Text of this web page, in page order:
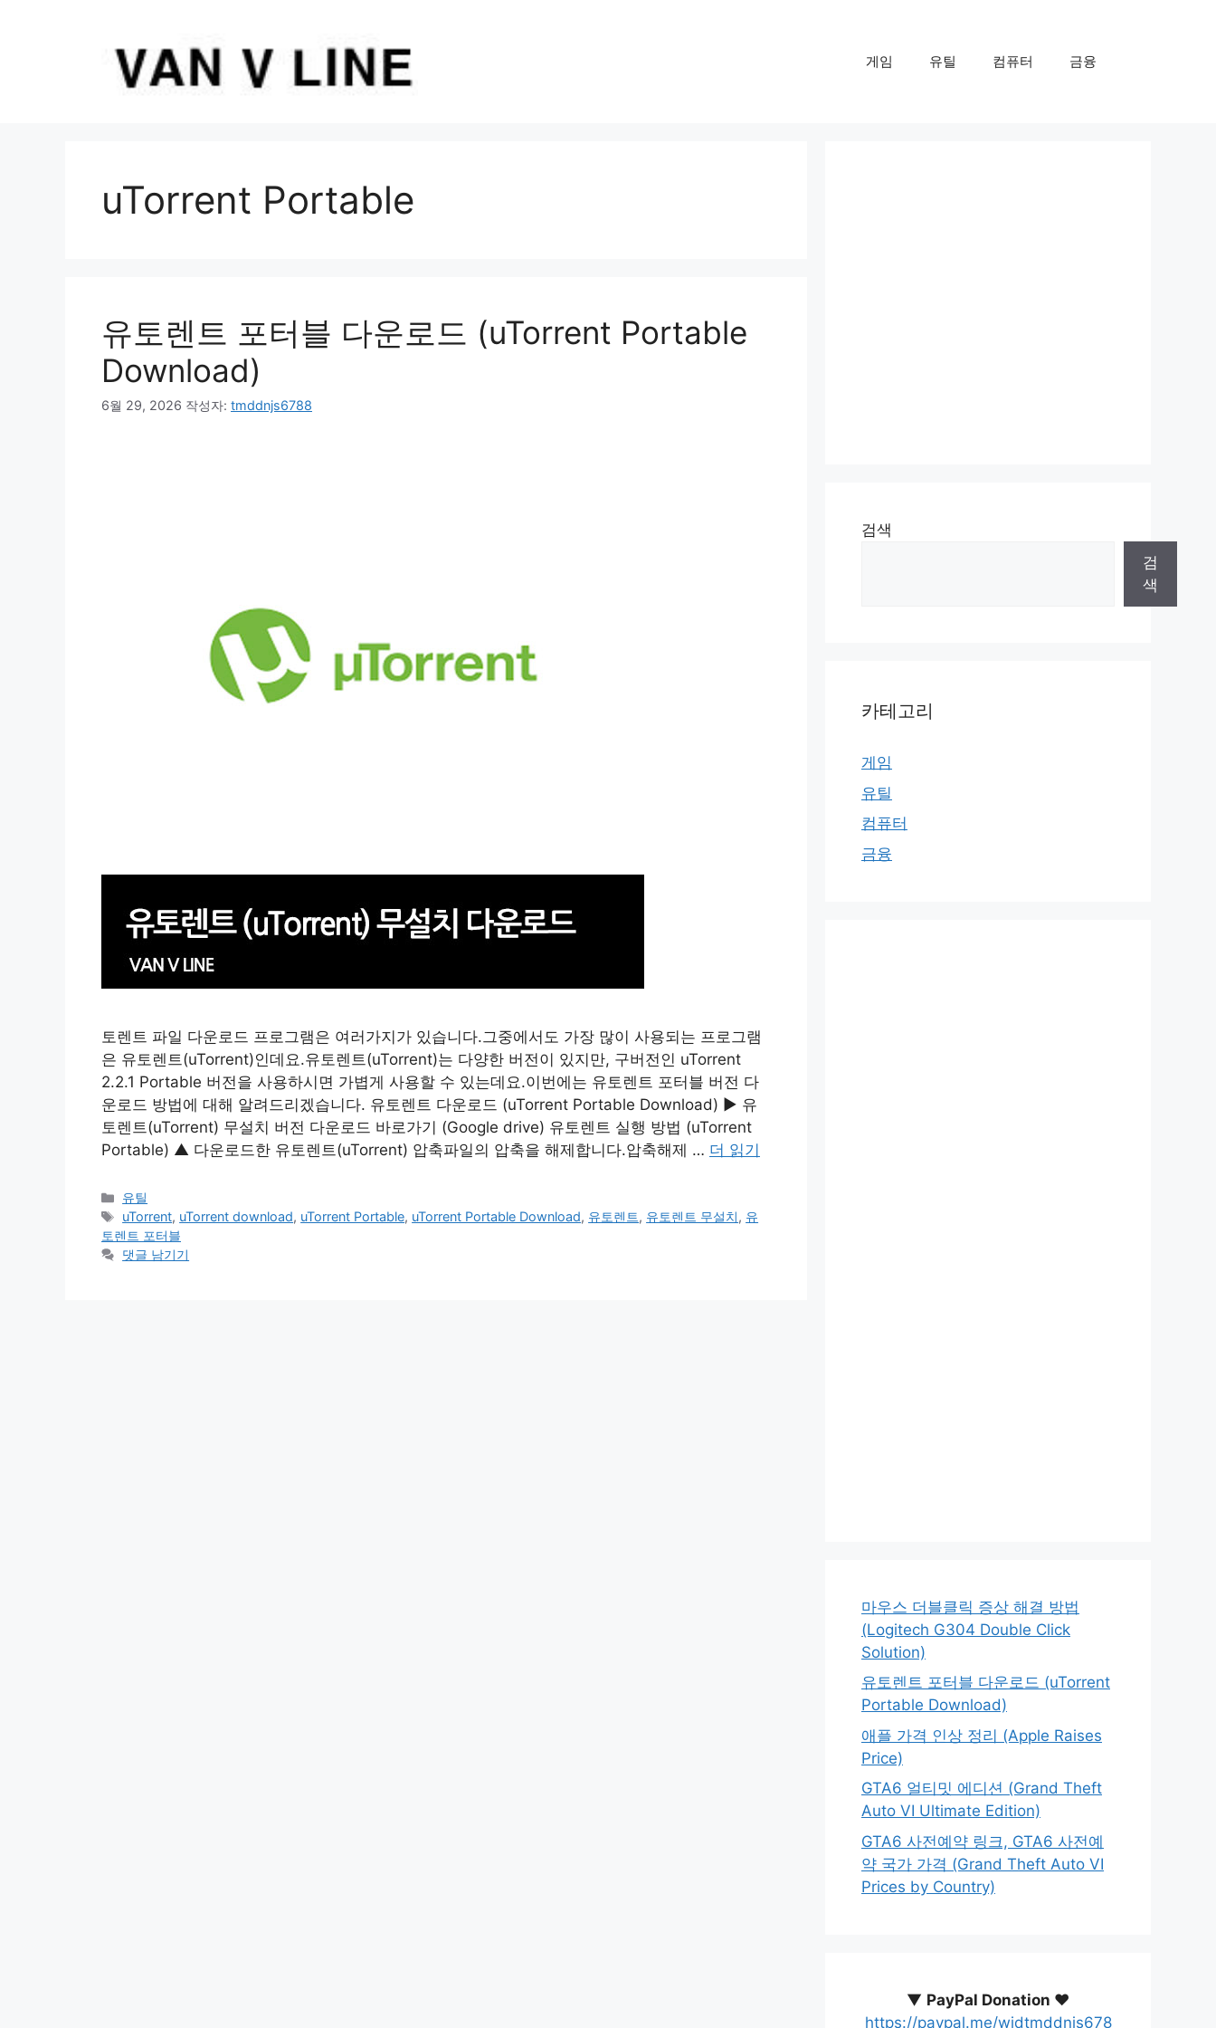
게임 유틸 컴퓨터 금융
uTorrent Portable
유토렌트 포터블 다운로드 (uTorrent Portable
Download)
6월 29, 2026 작성자: tmddnjs6788
토렌트 파일 다운로드 프로그램은 여러가지가 있습니다.그중에서도 가장 많이 사용되는 프로그램
은 유토렌트(uTorrent)인데요.유토렌트(uTorrent)는 다양한 버전이 있지만, 구버전인 uTorrent
2.2.1 Portable 버전을 사용하시면 가볍게 사용할 수 있는데요.이번에는 유토렌트 포터블 버전 다
운로드 방법에 대해 알려드리겠습니다. 유토렌트 다운로드 (uTorrent Portable Download) ▶ 유
토렌트(uTorrent) 무설치 버전 다운로드 바로가기 (Google drive) 유토렌트 실행 방법 (uTorrent
Portable) ▲ 다운로드한 유토렌트(uTorrent) 압축파일의 압축을 해제합니다.압축해제 … 더 읽기
카
테
고
리
유틸
태
그
uTorrent, uTorrent download, uTorrent Portable, uTorrent Portable Download, 유토렌트, 유토렌트 무설치, 유
토렌트 포터블
댓글 남기기
검색
검
색
카테고리
게임
유틸
컴퓨터
금융
마우스 더블클릭 증상 해결 방법
(Logitech G304 Double Click
Solution)
유토렌트 포터블 다운로드 (uTorrent
Portable Download)
애플 가격 인상 정리 (Apple Raises
Price)
GTA6 얼티밋 에디션 (Grand Theft
Auto VI Ultimate Edition)
GTA6 사전예약 링크, GTA6 사전예
약 국가 가격 (Grand Theft Auto VI
Prices by Country)
▼ PayPal Donation ♥️
https://paypal.me/wjdtmddnjs678